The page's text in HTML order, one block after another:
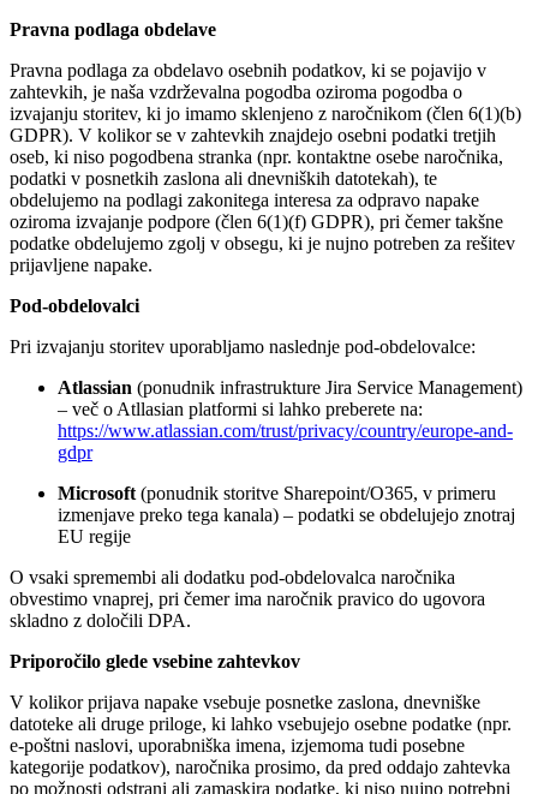
Pravna podlaga obdelave
Pravna podlaga za obdelavo osebnih podatkov, ki se pojavijo v
zahtevkih, je naša vzdrževalna pogodba oziroma pogodba o
izvajanju storitev, ki jo imamo sklenjeno z naročnikom (člen 6(1)(b)
GDPR). V kolikor se v zahtevkih znajdejo osebni podatki tretjih
oseb, ki niso pogodbena stranka (npr. kontaktne osebe naročnika,
podatki v posnetkih zaslona ali dnevniških datotekah), te
obdelujemo na podlagi zakonitega interesa za odpravo napake
oziroma izvajanje podpore (člen 6(1)(f) GDPR), pri čemer takšne
podatke obdelujemo zgolj v obsegu, ki je nujno potreben za rešitev
prijavljene napake.
Pod-obdelovalci
Pri izvajanju storitev uporabljamo naslednje pod-obdelovalce:
Atlassian (ponudnik infrastrukture Jira Service Management)
– več o Atllasian platformi si lahko preberete na:
https://www.atlassian.com/trust/privacy/country/europe-and-
gdpr
Microsoft (ponudnik storitve Sharepoint/O365, v primeru
izmenjave preko tega kanala) – podatki se obdelujejo znotraj
EU regije
O vsaki spremembi ali dodatku pod-obdelovalca naročnika
obvestimo vnaprej, pri čemer ima naročnik pravico do ugovora
skladno z določili DPA.
Priporočilo glede vsebine zahtevkov
V kolikor prijava napake vsebuje posnetke zaslona, dnevniške
datoteke ali druge priloge, ki lahko vsebujejo osebne podatke (npr.
e-poštni naslovi, uporabniška imena, izjemoma tudi posebne
kategorije podatkov), naročnika prosimo, da pred oddajo zahtevka
po možnosti odstrani ali zamaskira podatke, ki niso nujno potrebni